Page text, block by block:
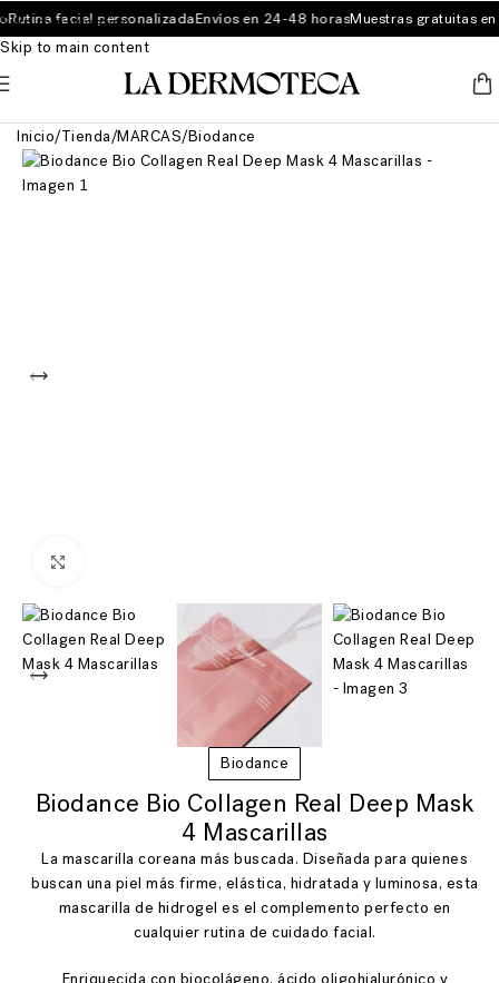
Skip to navigation
Skip to main content
facial personalizadaEnvíos en 24-48 horasMuestras gratuitas en
Inicio/Tienda/MARCAS/Biodance
Biodance
Biodance Bio Collagen Real Deep Mask
4 Mascarillas
La mascarilla coreana más buscada. Diseñada para quienes
buscan una piel más firme, elástica, hidratada y luminosa, esta
mascarilla de hidrogel es el complemento perfecto en
cualquier rutina de cuidado facial.